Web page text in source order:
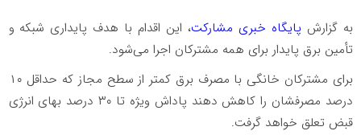
به گزارش پایگاه خبری مشارکت، این اقدام با هدف پایداری شبکه و
تأمین برق پایدار برای همه مشترکان اجرا می‌شود.
برای مشترکان خانگی با مصرف برق کمتر از سطح مجاز که حداقل ۱۰
درصد مصرفشان را کاهش دهند پاداش ویژه تا ۳۰ درصد بهای انرژی
قبض تعلق خواهد گرفت.